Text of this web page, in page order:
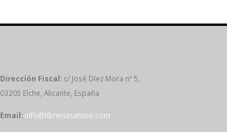
Dirección Fiscal: c/ José Díez Mora nº 5,
03205 Elche, Alicante, España
Email: info@libreriasantos.com